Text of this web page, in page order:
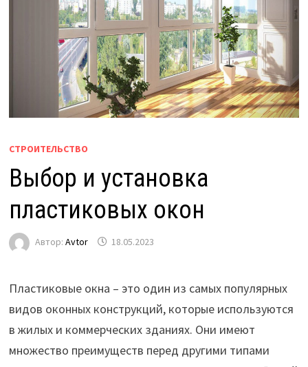
СТРОИТЕЛЬСТВО
Выбор и установка
пластиковых окон
Автор: Avtor 18.05.2023
Пластиковые окна – это один из самых популярных
видов оконных конструкций, которые используются
в жилых и коммерческих зданиях. Они имеют
множество преимуществ перед другими типами